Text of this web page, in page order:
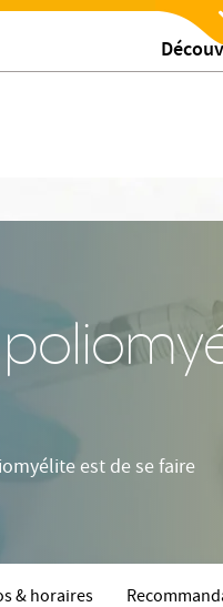
est de se faire
& horaires